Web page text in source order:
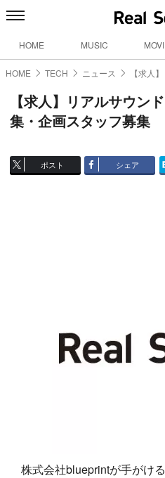
HOME MUSIC
HOME TECH ニュース 【求人
【求人】リアルサウン
集・企画スタッフ募集
ポスト シェア
株式会社blueprintが手がけ